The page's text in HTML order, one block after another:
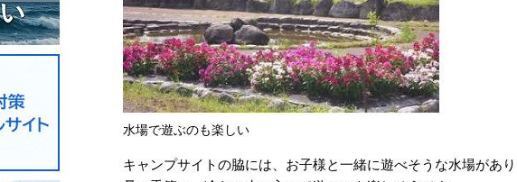
水場で遊ぶのも楽しい
キャンプサイトの脇には、お子様と一緒に遊べそうな水場があ